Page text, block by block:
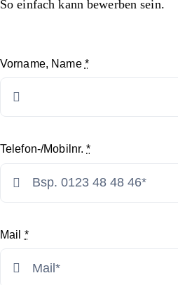
So einfach kann bewerben sein.
Vorname, Name *
Telefon-/Mobilnr.*
Mail *